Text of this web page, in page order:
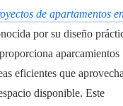
de apartamentos
por su diseño
aparcamientos
eficientes que
disponible. Este